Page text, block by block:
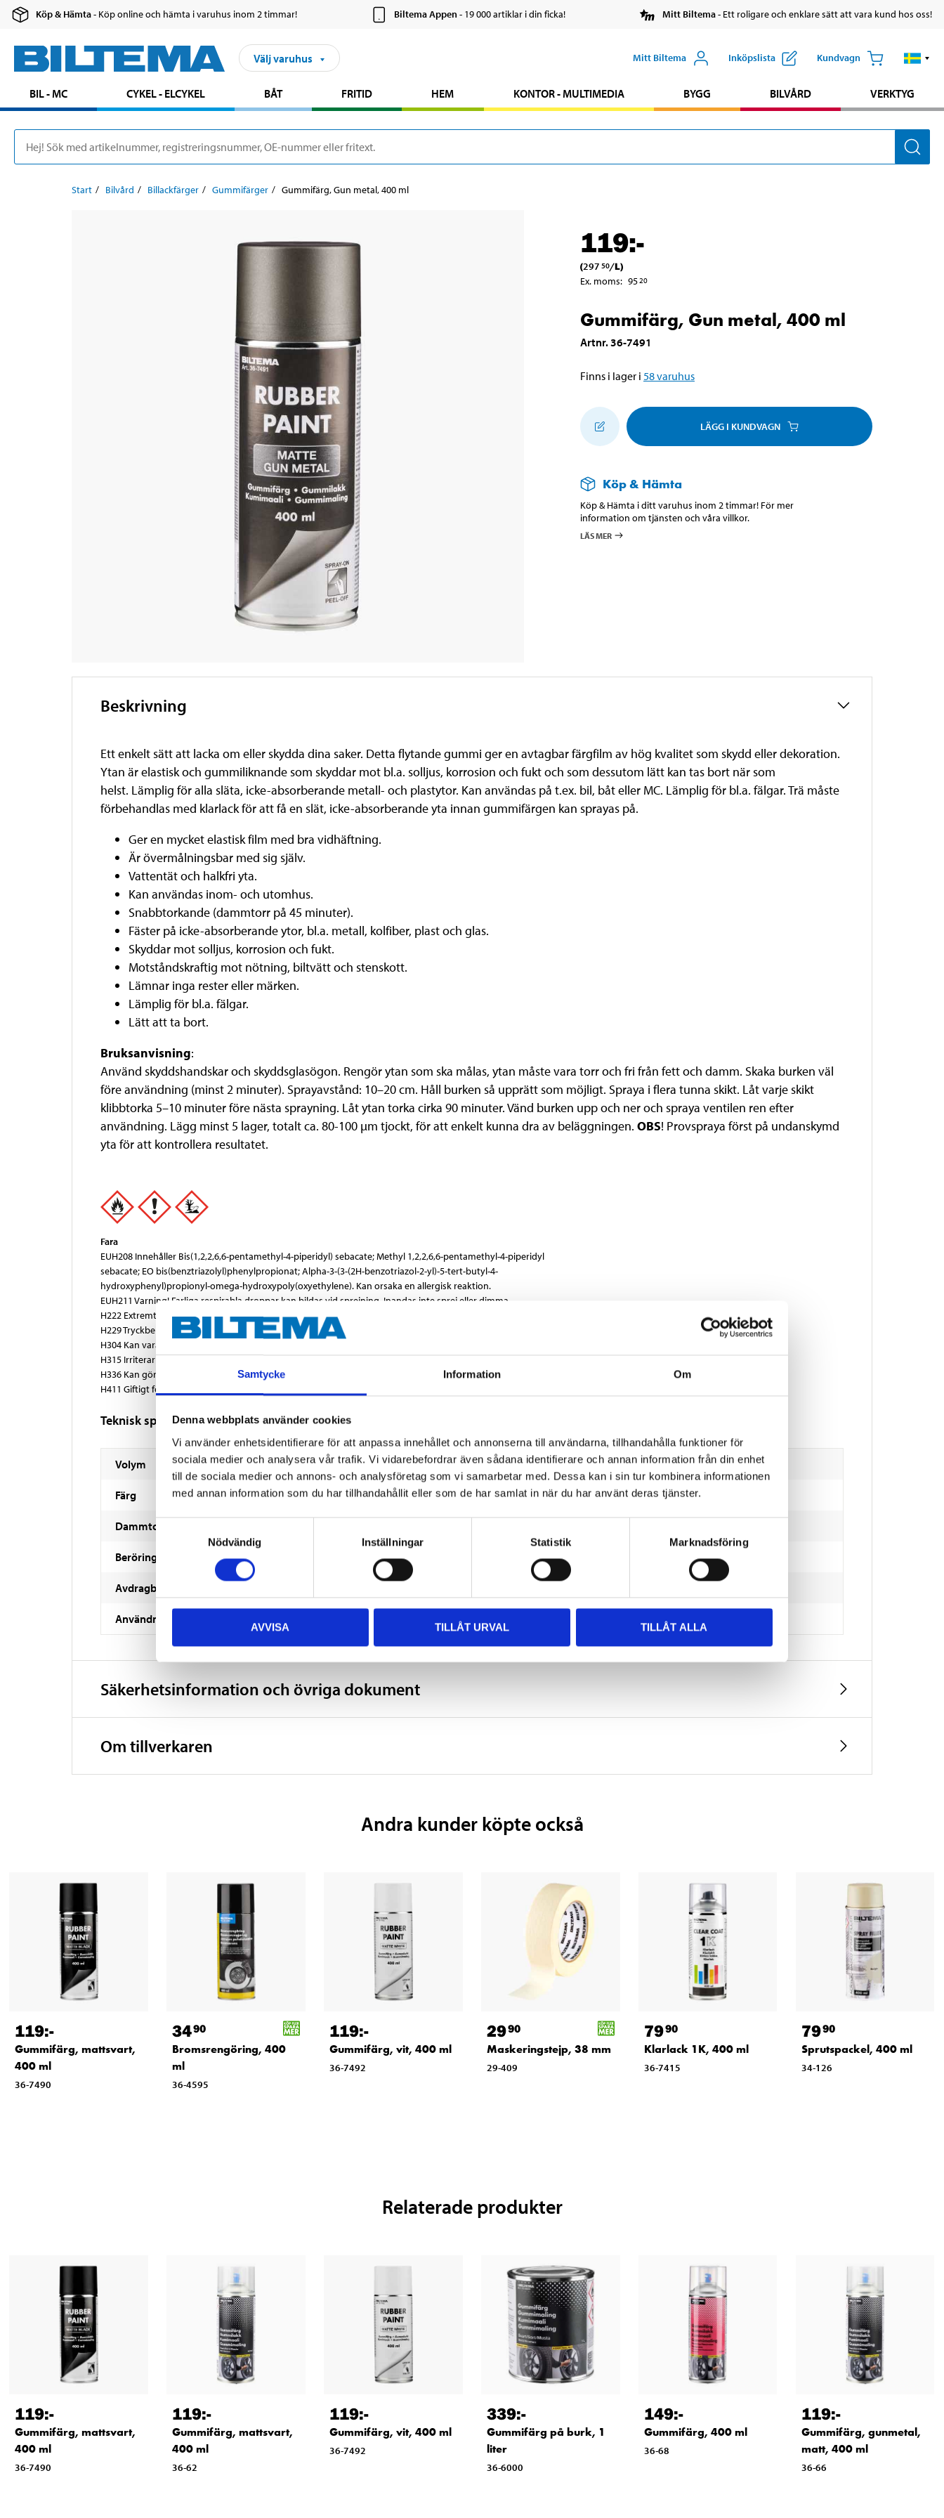
Samtycke Information Om
Denna webbplats använder cookies
Vi använder enhetsidentifierare för att anpassa innehållet och annonserna till användarna, tillhandahålla funktioner för
sociala medier och analysera vår trafik. Vi vidarebefordrar även sådana identifierare och annan information från din enhet
till de sociala medier och annons- och analysföretag som vi samarbetar med. Dessa kan i sin tur kombinera informationen
med annan information som du har tillhandahållit eller som de har samlat in när du har använt deras tjänster.
Samtyckesval
Nödvändig
Inställningar Statistik Marknadsföring
AVVISA TILLÅT URVAL TILLÅT ALLA
Köp & Hämta- Köp online och hämta i varuhus inom 2 timmar! Biltema Appen- 19 000 artiklar i din ficka! Mitt Biltema- Ett roligare och enklare sätt att vara kund hos oss!
Välj varuhus Mitt Biltema Inköpslista Kundvagn
BIL - MC CYKEL - ELCYKEL BÅT FRITID HEM KONTOR - MULTIMEDIA BYGG BILVÅRD VERKTYG
Start Bilvård Billackfärger Gummifärger Gummifärg, Gun metal, 400 ml
119:-
(297 50/L)
Ex. moms: 95 20
Gummifärg, Gun metal, 400 ml
Artnr.36-7491
Finns i lager i 58varuhus
LÄGG I KUNDVAGN
Köp & Hämta
Köp & Hämta i ditt varuhus inom 2 timmar! För mer
information om tjänsten och våra villkor.
LÄS MER
Beskrivning
Ett enkelt sätt att lacka om eller skydda dina saker. Detta flytande gummi ger en avtagbar färgfilm av hög kvalitet som skydd eller dekoration.
Ytan är elastisk och gummiliknande som skyddar mot bl.a. solljus, korrosion och fukt och som dessutom lätt kan tas bort när som
helst. Lämplig för alla släta, icke-absorberande metall- och plastytor. Kan användas på t.ex. bil, båt eller MC. Lämplig för bl.a. fälgar. Trä måste
förbehandlas med klarlack för att få en slät, icke-absorberande yta innan gummifärgen kan sprayas på.
Ger en mycket elastisk film med bra vidhäftning.
Är övermålningsbar med sig själv.
Vattentät och halkfri yta.
Kan användas inom- och utomhus.
Snabbtorkande (dammtorr på 45 minuter).
Fäster på icke-absorberande ytor, bl.a. metall, kolfiber, plast och glas.
Skyddar mot solljus, korrosion och fukt.
Motståndskraftig mot nötning, biltvätt och stenskott.
Lämnar inga rester eller märken.
Lämplig för bl.a. fälgar.
Lätt att ta bort.
Bruksanvisning:
Använd skyddshandskar och skyddsglasögon. Rengör ytan som ska målas, ytan måste vara torr och fri från fett och damm. Skaka burken väl
före användning (minst 2 minuter). Sprayavstånd: 10–20 cm. Håll burken så upprätt som möjligt. Spraya i flera tunna skikt. Låt varje skikt
klibbtorka 5–10 minuter före nästa sprayning. Låt ytan torka cirka 90 minuter. Vänd burken upp och ner och spraya ventilen ren efter
användning. Lägg minst 5 lager, totalt ca. 80-100 μm tjockt, för att enkelt kunna dra av beläggningen. OBS! Provspraya först på undanskymd
yta för att kontrollera resultatet.
Fara
EUH208 Innehåller Bis(1,2,2,6,6-pentamethyl-4-piperidyl) sebacate; Methyl 1,2,2,6,6-pentamethyl-4-piperidyl
sebacate; EO bis(benztriazolyl)phenylpropionat; Alpha-3-(3-(2H-benzotriazol-2-yl)-5-tert-butyl-4-
hydroxyphenyl)propionyl-omega-hydroxypoly(oxyethylene). Kan orsaka en allergisk reaktion.
EUH211 Varning! Farliga respirabla droppar kan bildas vid sprejning. Inandas inte sprej eller dimma.
H222 Extremt brandfarlig aerosol.
H229 Tryckbehållare: Kan sprängas vid uppvärmning.
H304 Kan vara dödligt vid förtäring om det kommer ner i luftvägarna.
H315 Irriterar huden.
H336 Kan göra att man blir dåsig eller omtöcknad.
H411 Giftigt för vattenlevande organismer med långtidseffekter.
Teknisk specifikation
Volym 400 ml
Färg Gun metal
Dammtorr
Beröringstorr 90 minuter
Avdragbar
Användningstemperatur
Säkerhetsinformation och övriga dokument
Om tillverkaren
Andra kunder köpte också
119:-
Gummifärg, mattsvart,
400 ml
36-7490
3490
Bromsrengöring, 400
ml
36-4595
119:-
Gummifärg, vit, 400 ml
36-7492
2990
Maskeringstejp, 38 mm
29-409
7990
Klarlack 1K, 400 ml
36-7415
7990
Sprutspackel, 400 ml
34-126
Relaterade produkter
119:-
Gummifärg, mattsvart,
400 ml
36-7490
119:-
Gummifärg, mattsvart,
400 ml
36-62
119:-
Gummifärg, vit, 400 ml
36-7492
339:-
Gummifärg på burk, 1
liter
36-6000
149:-
Gummifärg, 400 ml
36-68
119:-
Gummifärg, gunmetal,
matt, 400 ml
36-66